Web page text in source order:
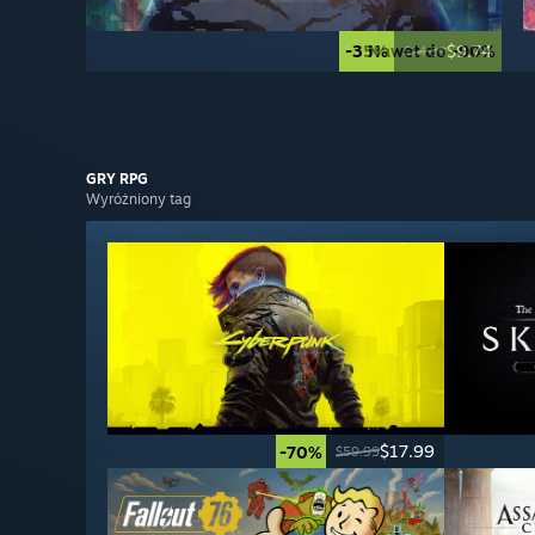
-35% $14.99$9.74
Nawet do -90%
GRY RPG
Wyróżniony tag
-70% $59.99$17.99